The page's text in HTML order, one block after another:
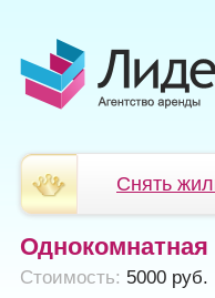
Снять
Однокомнатная
Cтоимость: 5000 руб.